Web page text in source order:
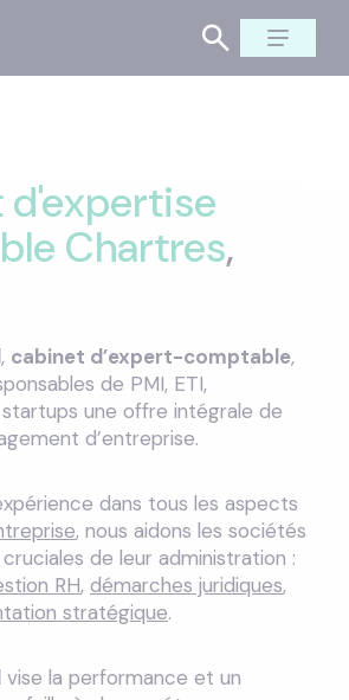
d'expertise
Chartres,
, cabinet d’expert-comptable,
de PMI, ETI,
une offre intégrale de
d’entreprise.
dans tous les aspects
, nous aidons les sociétés
de leur administration :
RH, démarches juridiques,
stratégique.
vise la performance et un